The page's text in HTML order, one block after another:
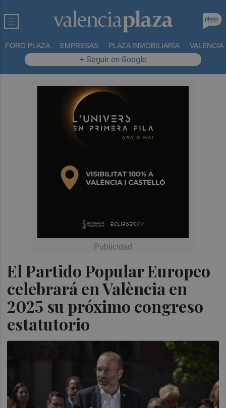
FORO PLAZA EMPRESAS PLAZA INMOBILIARIA VALÈNCIA
+ Seguir en Google
El Partido Popular Europeo
celebrará en València en
2025 su próximo congreso
estatutorio